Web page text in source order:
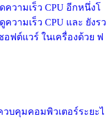
วามเร็ว CPU อีกหนึ่งโ
วามเร็ว CPU และ ยังรว
ฟต์แวร์ ในเครื่องด้วย ฟ
วบคุมคอมพิวเตอร์ระยะไ